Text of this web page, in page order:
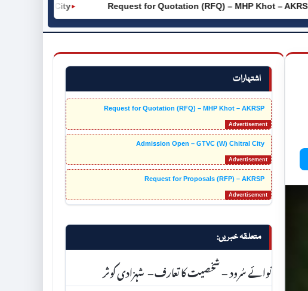
►
Request for Quotation (RFQ) – MHP Khot – AKRSP
اشتہارات
Request for Quotation (RFQ) – MHP Khot – AKRSP
Admission Open – GTVC (W) Chitral City
Request for Proposals (RFP) – AKRSP
متعلقہ خبریں:
نوائے سُرود – شخصیت کا تعارف – شہزادی کوثر